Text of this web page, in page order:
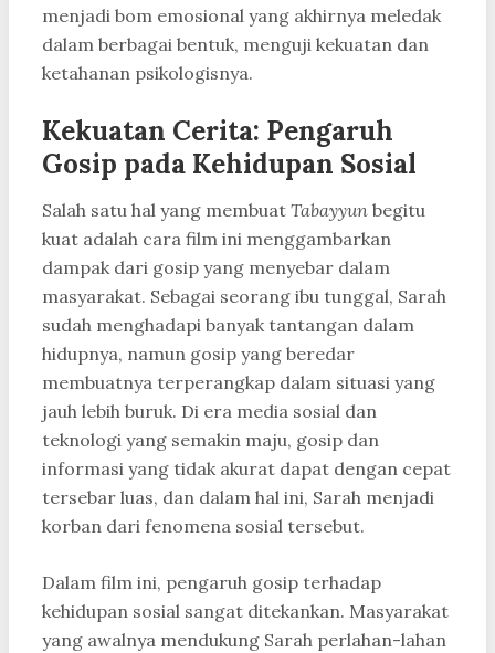
menjadi bom emosional yang akhirnya meledak
dalam berbagai bentuk, menguji kekuatan dan
ketahanan psikologisnya.
Kekuatan Cerita: Pengaruh
Gosip pada Kehidupan Sosial
Salah satu hal yang membuat Tabayyun begitu
kuat adalah cara film ini menggambarkan
dampak dari gosip yang menyebar dalam
masyarakat. Sebagai seorang ibu tunggal, Sarah
sudah menghadapi banyak tantangan dalam
hidupnya, namun gosip yang beredar
membuatnya terperangkap dalam situasi yang
jauh lebih buruk. Di era media sosial dan
teknologi yang semakin maju, gosip dan
informasi yang tidak akurat dapat dengan cepat
tersebar luas, dan dalam hal ini, Sarah menjadi
korban dari fenomena sosial tersebut.
Dalam film ini, pengaruh gosip terhadap
kehidupan sosial sangat ditekankan. Masyarakat
yang awalnya mendukung Sarah perlahan-lahan